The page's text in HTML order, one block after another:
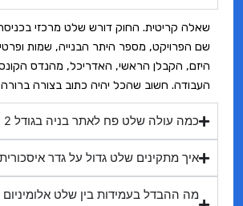
שאלה קריטית. החוק דורש שלט מרכזי בכניסה
שם הפרויקט, מספר היתר הבנייה, שמות
היזם, הקבלן הראשי, האדריכל, מהנדס
העבודה. חשוב שהכל יהיה כתוב בצורה ברורה
כמה עולה שלט פח לאתר בניה בגודל 2 על 3 מטר?
איך מתקינים שלט גדול על גדר איסכורית